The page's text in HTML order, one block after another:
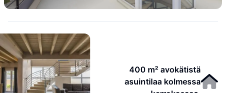
400 m² avokätistä
asuintilaa kolmessa